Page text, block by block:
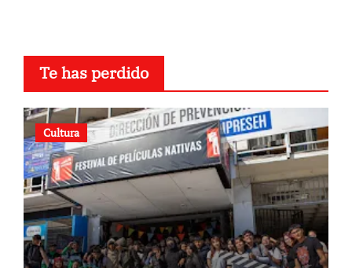
Te has perdido
Cultura